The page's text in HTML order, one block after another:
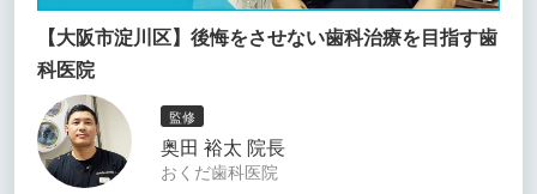
【大阪市淀川区】後悔をさせない歯科治療を目指す歯
科医院
監修
奥田 裕太 院長
おくだ歯科医院